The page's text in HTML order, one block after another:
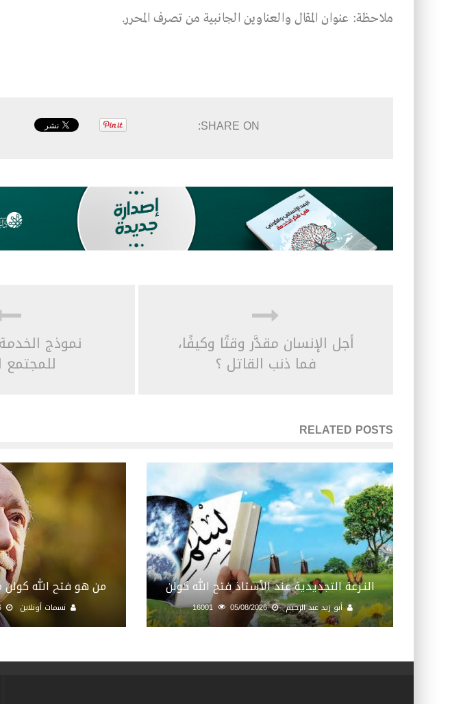
ملاحظة: عنوان المقال والعناوين الجانبية من تصرف المحرر.
SHARE ON:
أجل الإنسان مقدَّر وقتًا وكيفًا،
فما ذنب القاتل ؟
نموذج
RELATED POSTS
النـزعة التجديدية عند الأستاذ فتح الله كولن
أبو زيد عبد الرحيم 05/08/2026
16001
من هو فتح الله
نسمات أونلاين